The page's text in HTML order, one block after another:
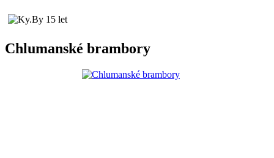
Chlumanské brambory